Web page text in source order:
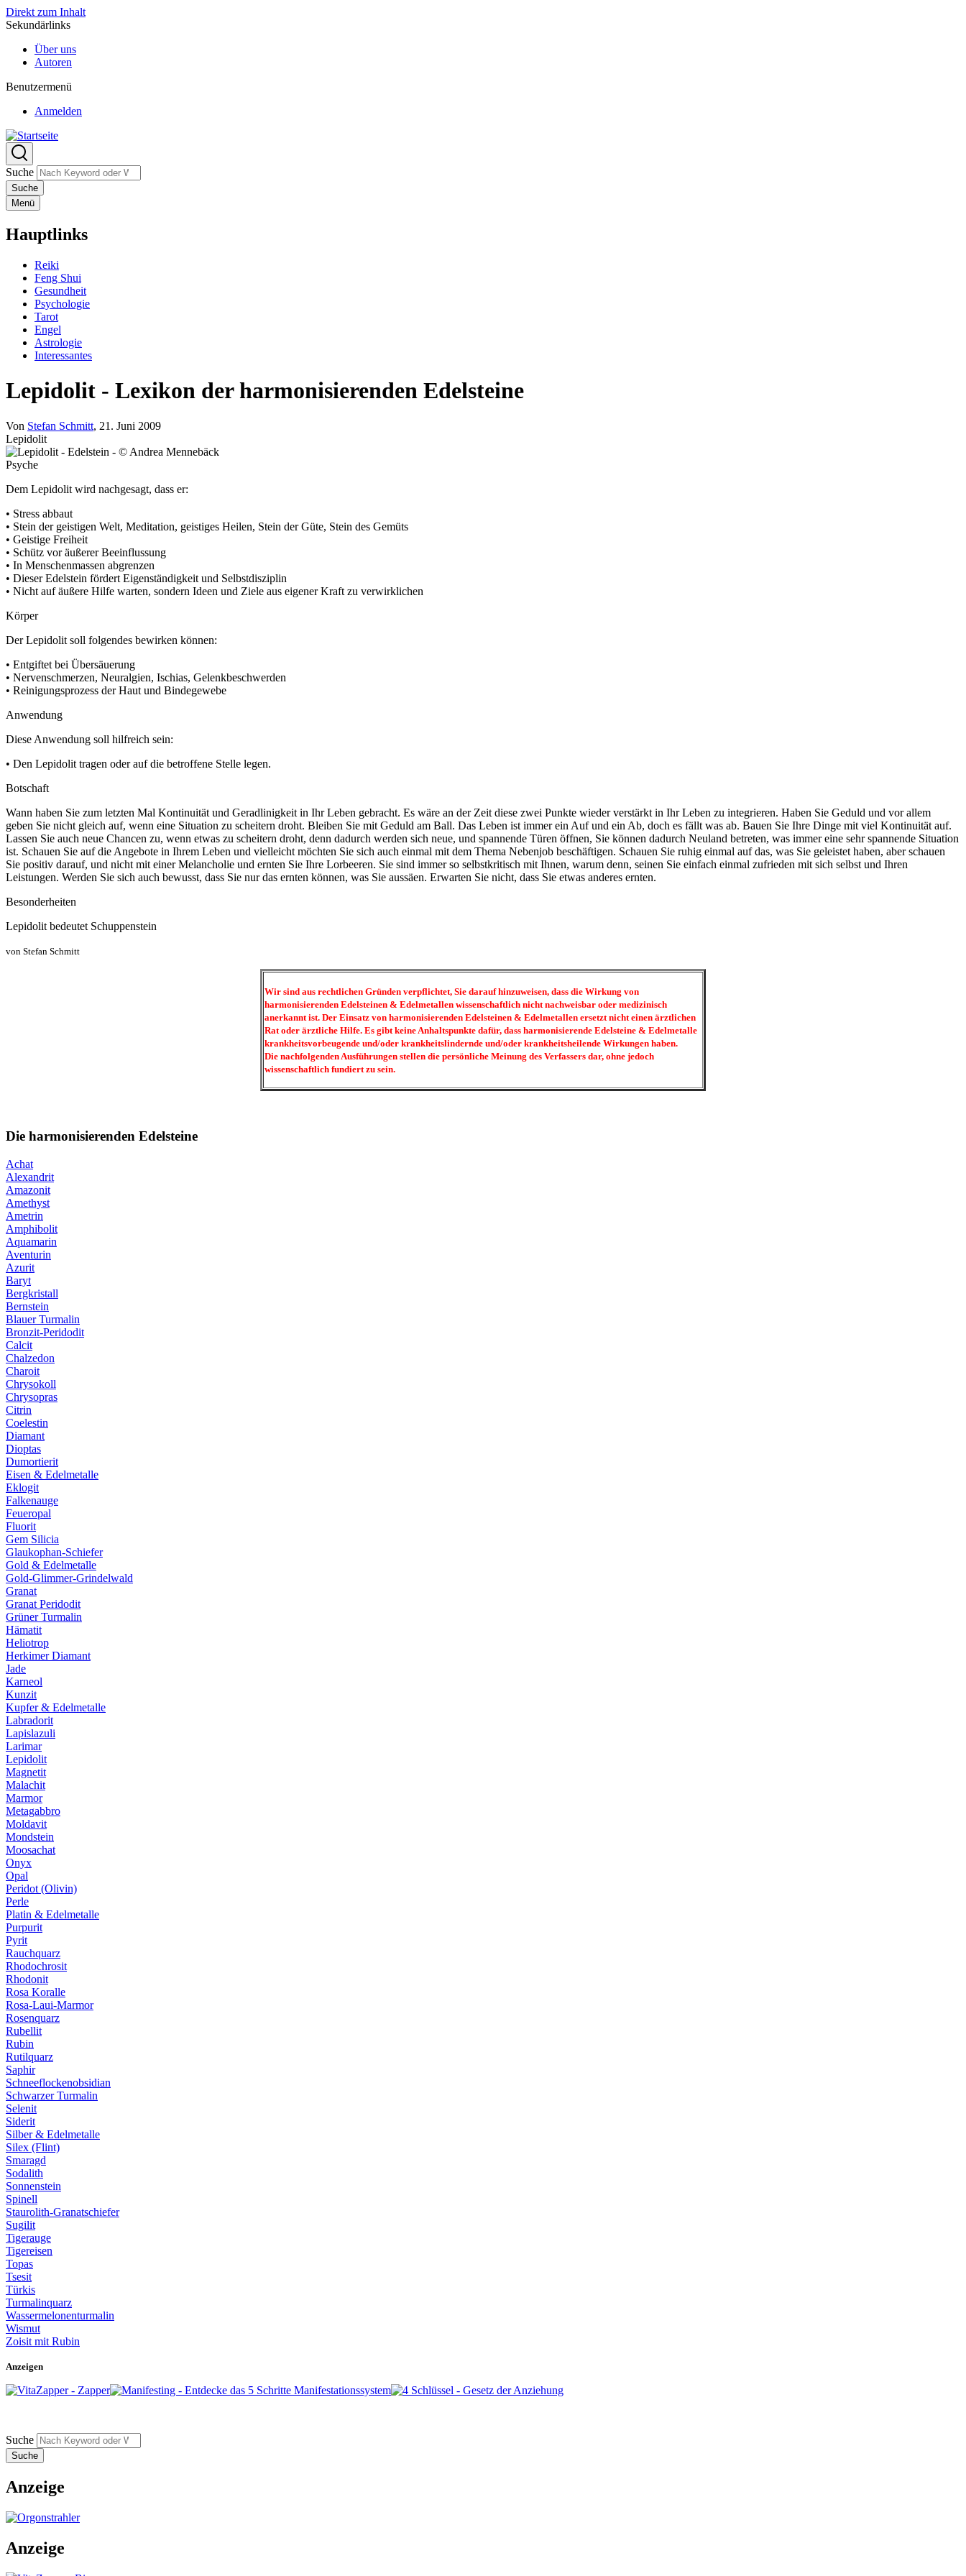
Direkt zum Inhalt
Sekundärlinks
Über uns
Autoren
Benutzermenü
Anmelden
Suche
Menü
Hauptlinks
Reiki
Feng Shui
Gesundheit
Psychologie
Tarot
Engel
Astrologie
Interessantes
Lepidolit - Lexikon der harmonisierenden Edelsteine
Von Stefan Schmitt, 21. Juni 2009
Lepidolit
Psyche
Dem Lepidolit wird nachgesagt, dass er:
• Stress abbaut
• Stein der geistigen Welt, Meditation, geistiges Heilen, Stein der Güte, Stein des Gemüts
• Geistige Freiheit
• Schütz vor äußerer Beeinflussung
• In Menschenmassen abgrenzen
• Dieser Edelstein fördert Eigenständigkeit und Selbstdisziplin
• Nicht auf äußere Hilfe warten, sondern Ideen und Ziele aus eigener Kraft zu verwirklichen
Körper
Der Lepidolit soll folgendes bewirken können:
• Entgiftet bei Übersäuerung
• Nervenschmerzen, Neuralgien, Ischias, Gelenkbeschwerden
• Reinigungsprozess der Haut und Bindegewebe
Anwendung
Diese Anwendung soll hilfreich sein:
• Den Lepidolit tragen oder auf die betroffene Stelle legen.
Botschaft
Wann haben Sie zum letzten Mal Kontinuität und Geradlinigkeit in Ihr Leben gebracht. Es wäre an der Zeit diese zwei Punkte wieder verstärkt in Ihr Leben zu integrieren. Haben Sie Geduld und vor allem
geben Sie nicht gleich auf, wenn eine Situation zu scheitern droht. Bleiben Sie mit Geduld am Ball. Das Leben ist immer ein Auf und ein Ab, doch es fällt was ab. Bauen Sie Ihre Dinge mit viel Kontinuität auf.
Lassen Sie auch neue Chancen zu, wenn etwas zu scheitern droht, denn dadurch werden sich neue, und spannende Türen öffnen, Sie können dadurch Neuland betreten, was immer eine sehr spannende Situation
ist. Schauen Sie auf die Angebote in Ihrem Leben und vielleicht möchten Sie sich auch einmal mit dem Thema Nebenjob beschäftigen. Schauen Sie ruhig einmal auf das, was Sie geleistet haben, aber schauen
Sie positiv darauf, und nicht mit einer Melancholie und ernten Sie Ihre Lorbeeren. Sie sind immer so selbstkritisch mit Ihnen, warum denn, seinen Sie einfach einmal zufrieden mit sich selbst und Ihren
Leistungen. Werden Sie sich auch bewusst, dass Sie nur das ernten können, was Sie aussäen. Erwarten Sie nicht, dass Sie etwas anderes ernten.
Besonderheiten
Lepidolit bedeutet Schuppenstein
von Stefan Schmitt
Wir sind aus rechtlichen Gründen verpflichtet, Sie darauf hinzuweisen, dass die Wirkung von
harmonisierenden Edelsteinen & Edelmetallen wissenschaftlich nicht nachweisbar oder medizinisch
anerkannt ist. Der Einsatz von harmonisierenden Edelsteinen & Edelmetallen ersetzt nicht einen ärztlichen
Rat oder ärztliche Hilfe. Es gibt keine Anhaltspunkte dafür, dass harmonisierende Edelsteine & Edelmetalle
krankheitsvorbeugende und/oder krankheitslindernde und/oder krankheitsheilende Wirkungen haben.
Die nachfolgenden Ausführungen stellen die persönliche Meinung des Verfassers dar, ohne jedoch
wissenschaftlich fundiert zu sein.
Die harmonisierenden Edelsteine
Achat
Alexandrit
Amazonit
Amethyst
Ametrin
Amphibolit
Aquamarin
Aventurin
Azurit
Baryt
Bergkristall
Bernstein
Blauer Turmalin
Bronzit-Peridodit
Calcit
Chalzedon
Charoit
Chrysokoll
Chrysopras
Citrin
Coelestin
Diamant
Dioptas
Dumortierit
Eisen & Edelmetalle
Eklogit
Falkenauge
Feueropal
Fluorit
Gem Silicia
Glaukophan-Schiefer
Gold & Edelmetalle
Gold-Glimmer-Grindelwald
Granat
Granat Peridodit
Grüner Turmalin
Hämatit
Heliotrop
Herkimer Diamant
Jade
Karneol
Kunzit
Kupfer & Edelmetalle
Labradorit
Lapislazuli
Larimar
Lepidolit
Magnetit
Malachit
Marmor
Metagabbro
Moldavit
Mondstein
Moosachat
Onyx
Opal
Peridot (Olivin)
Perle
Platin & Edelmetalle
Purpurit
Pyrit
Rauchquarz
Rhodochrosit
Rhodonit
Rosa Koralle
Rosa-Laui-Marmor
Rosenquarz
Rubellit
Rubin
Rutilquarz
Saphir
Schneeflockenobsidian
Schwarzer Turmalin
Selenit
Siderit
Silber & Edelmetalle
Silex (Flint)
Smaragd
Sodalith
Sonnenstein
Spinell
Staurolith-Granatschiefer
Sugilit
Tigerauge
Tigereisen
Topas
Tsesit
Türkis
Turmalinquarz
Wassermelonenturmalin
Wismut
Zoisit mit Rubin
Anzeigen
Suche
Anzeige
Anzeige